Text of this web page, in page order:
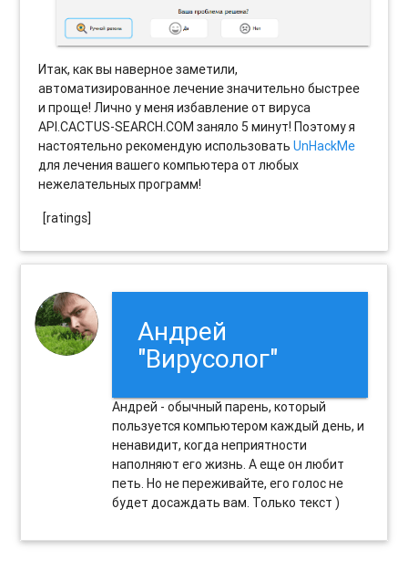
Итак, как вы наверное заметили,
автоматизированное лечение значительно быстрее
и проще! Лично у меня избавление от вируса
API.CACTUS-SEARCH.COM заняло 5 минут! Поэтому я
настоятельно рекомендую использоватьUnHackMe
для лечения вашего компьютера от любых
нежелательных программ!
[ratings]
Андрей
"Вирусолог"
Андрей - обычный парень, который
пользуется компьютером каждый день, и
ненавидит, когда неприятности
наполняют его жизнь. А еще он любит
петь. Но не переживайте, его голос не
будет досаждать вам. Только текст )